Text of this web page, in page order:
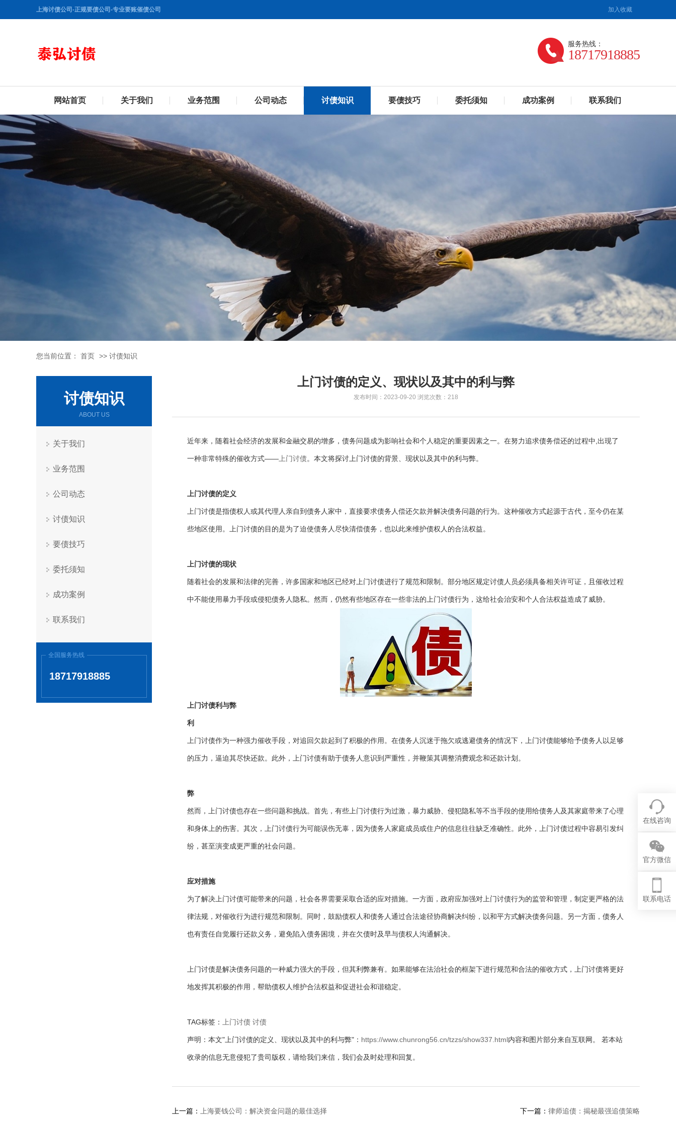
上海讨债公司-正规要债公司-专业要账催债公司 加入收藏
服务热线：
18717918885
网站首页 关于我们 业务范围 公司动态 讨债知识 要债技巧 委托须知 成功案例 联系我们
您当前位置： 首页 >> 讨债知识
讨债知识
ABOUT US
关于我们
业务范围
公司动态
讨债知识
要债技巧
委托须知
成功案例
联系我们
全国服务热线
18717918885
上门讨债的定义、现状以及其中的利与弊
发布时间：2023-09-20 浏览次数：218
近年来，随着社会经济的发展和金融交易的增多，债务问题成为影响社会和个人稳定的重要因素之一。在努力追求债务偿还的过程中,出现了
一种非常特殊的催收方式—— 上门讨债。本文将探讨上门讨债的背景、现状以及其中的利与弊。
上门讨债的定义
上门讨债是指债权人或其代理人亲自到债务人家中，直接要求债务人偿还欠款并解决债务问题的行为。这种催收方式起源于古代，至今仍在某
些地区使用。上门讨债的目的是为了迫使债务人尽快清偿债务，也以此来维护债权人的合法权益。
上门讨债的现状
随着社会的发展和法律的完善，许多国家和地区已经对上门讨债进行了规范和限制。部分地区规定讨债人员必须具备相关许可证，且催收过程
中不能使用暴力手段或侵犯债务人隐私。然而，仍然有些地区存在一些非法的上门讨债行为，这给社会治安和个人合法权益造成了威胁。
上门讨债利与弊
利
上门讨债作为一种强力催收手段，对追回欠款起到了积极的作用。在债务人沉迷于拖欠或逃避债务的情况下，上门讨债能够给予债务人以足够
的压力，逼迫其尽快还款。此外，上门讨债有助于债务人意识到严重性，并鞭策其调整消费观念和还款计划。
弊
然而，上门讨债也存在一些问题和挑战。首先，有些上门讨债行为过激，暴力威胁、侵犯隐私等不当手段的使用给债务人及其家庭带来了心理
和身体上的伤害。其次，上门讨债行为可能误伤无辜，因为债务人家庭成员或住户的信息往往缺乏准确性。此外，上门讨债过程中容易引发纠
纷，甚至演变成更严重的社会问题。
应对措施
为了解决上门讨债可能带来的问题，社会各界需要采取合适的应对措施。一方面，政府应加强对上门讨债行为的监管和管理，制定更严格的法
律法规，对催收行为进行规范和限制。同时，鼓励债权人和债务人通过合法途径协商解决纠纷，以和平方式解决债务问题。另一方面，债务人
也有责任自觉履行还款义务，避免陷入债务困境，并在欠债时及早与债权人沟通解决。
上门讨债是解决债务问题的一种威力强大的手段，但其利弊兼有。如果能够在法治社会的框架下进行规范和合法的催收方式，上门讨债将更好
地发挥其积极的作用，帮助债权人维护合法权益和促进社会和谐稳定。
TAG标签： 上门讨债 讨债
声明：本文"上门讨债的定义、现状以及其中的利与弊"： https://www.chunrong56.cn/tzzs/show337.html内容和图片部分来自互联网。 若本站
收录的信息无意侵犯了贵司版权，请给我们来信，我们会及时处理和回复。
上一篇： 上海要钱公司：解决资金问题的最佳选择 下一篇： 律师追债：揭秘最强追债策略
在线咨询
官方微信
联系电话